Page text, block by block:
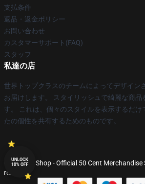
支払条件
返品・返金ポリシー
お問い合わせ
カスタマーサポート(FAQ)
スタッフ
私達の店
世界トップクラスのチームによってデザイン
お届けします。 スタイリッシュで綺麗な商品
す。 これは、個々のスタイルを表示するだけ
たの個性を共有するためのものです。
© 50 Cent Shop - Official 50 Cent
reserved
UNLOCK
10% OFF